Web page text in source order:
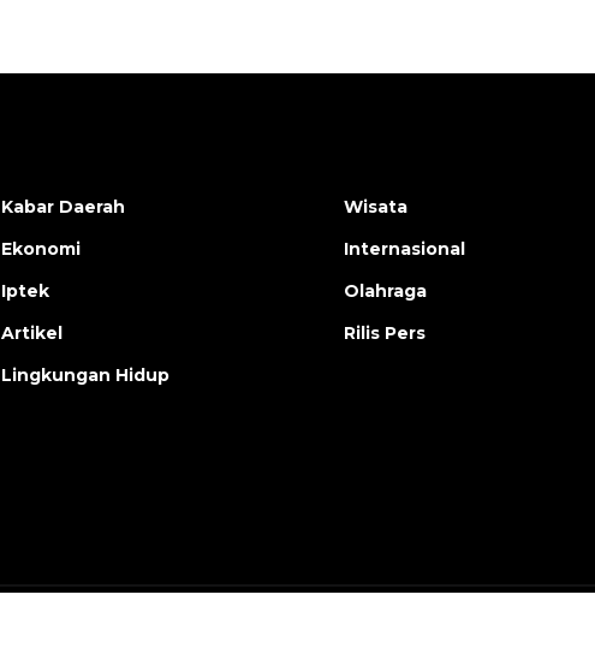
Kabar Daerah
Ekonomi
Iptek
Artikel
Lingkungan Hidup
Wisata
Internasional
Olahraga
Rilis Pers